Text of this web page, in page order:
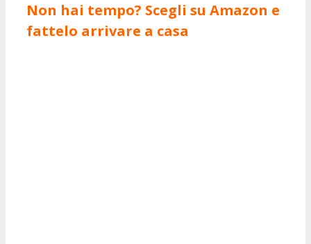
Non hai tempo? Scegli su Amazon e
fattelo arrivare a casa